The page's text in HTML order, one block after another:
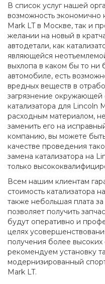
В список услуг нашей
возможность экономично
Mark LT в Москве, так и
желании на новый в
автодетали, как
являющейся
выхлопа в каком бы то ни
автомобиле, есть
вредных веществ в
загрязнение
катализатора для Lincoln
расходным материалом,
заменить его на
компанию, вы можете
качестве проведения
замена катализатора на
только
Всем нашим клиентам
стоимость катализатора
также небольшая плата
позволяет получить
будут оперативно и
целях
получения более
рекомендуем установку
модернизированный
Mark LT.